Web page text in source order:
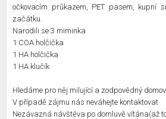
očkovacím průkazem, PET pasem, kupní
začátku.
Narodili se 3 miminka
1 COA holčička
1 HA holčička
1 HA klučík
Hledáme pro něj milující a zodpovědný domov.
V případě zájmu nás neváhejte kontaktovat
Nezávazná návštěva po domluvě vítána(až